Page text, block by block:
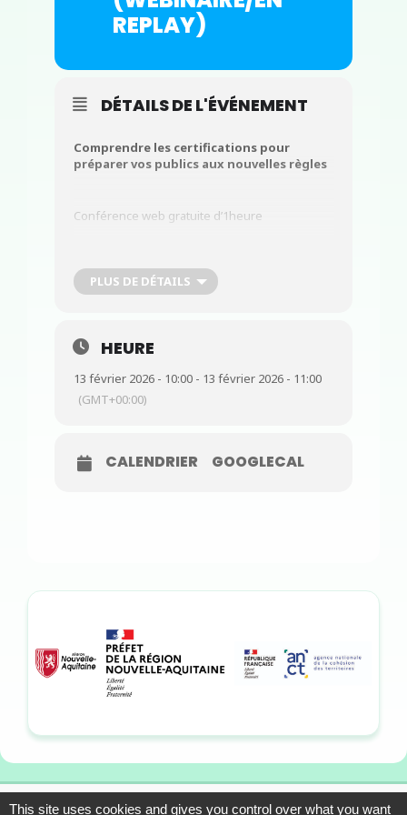
REPLAY)
DÉTAILS DE L'ÉVÉNEMENT
Comprendre les certifications pour
préparer vos publics aux nouvelles règles
Conférence web gratuite d’1heure
Vendredi 13 février de 10h à 11h en Visio
en cliquant sur ce lien :
PLUS DE DÉTAILS
HEURE
13 février 2026 - 10:00 - 13 février 2026 - 11:00
(GMT+00:00)
CALENDRIER GOOGLECAL
This site uses cookies and gives you control over what you want